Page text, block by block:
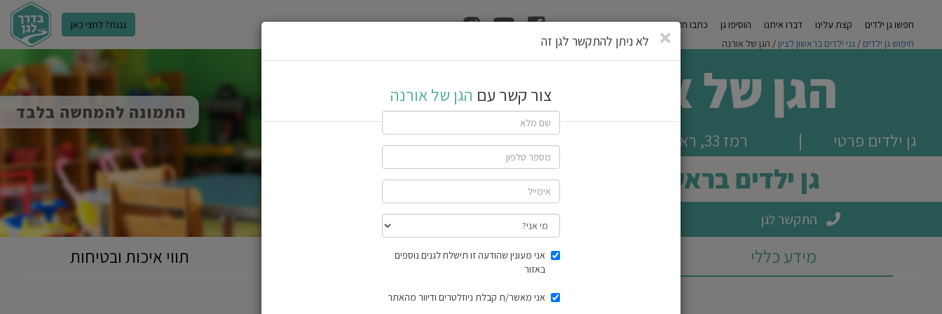
גננת? לחצי כאן חפשו גן ילדים קצת עלינו דברו איתנו הוסיפו גן כתבו חוות דעת מגזין
הוצאת רשיון גן
חיפוש גן ילדים / גני ילדים בראשון לציון/ הגן של אורנה
הגן של אורנה
רמז 33, ראשון לציון | גן ילדים פרטי
גן ילדים בראשון לציון
התקשר לגן
מידע כללי תווי איכות ובטיחות
סגירהלא ניתן להתקשר לגן זה
צור קשר עם הגן של אורנה
אני מעונין שהודעה זו תישלח לגנים נוספים
באזור
אני מאשר/ת קבלת ניוזלטרים ודיוור מהאתר